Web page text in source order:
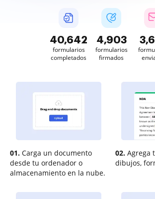
40,642
formularios
completados
4,903
formularios
firmados
01. Carga un documento
desde tu ordenador o
almacenamiento en la nube.
02. Agrega
dibujos,